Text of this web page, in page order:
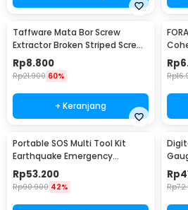
1 x TaffPACK Lakban Tape Safety
Traction
Taffware Mata Bor Screw
Extractor Broken Striped Screw
Remover 4 PCS - S2
Rp8.800
Rp21.900 60%
+ Keranjang
Rp
Rp
Portable SOS Multi Tool Kit
Earthquake Emergency
Outdoor Survival - JT21
Rp53.200
Rp90.900 42%
Rp
Rp